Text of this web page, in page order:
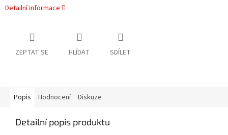
Detailní informace
ZEPTAT SE HLÍDAT SDÍLET
Popis Hodnocení Diskuze
Detailní popis produktu